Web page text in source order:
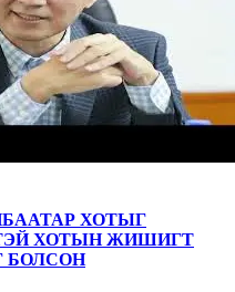
ХОТЫГ
ХОТЫН ЖИШИГТ
БОЛСОН